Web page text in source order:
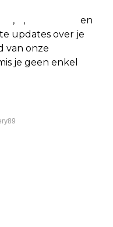
, ,
en
updates over je
van onze
je geen enkel